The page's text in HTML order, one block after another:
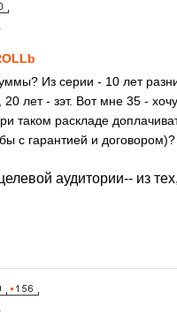
Из серии - 10 лет
20 лет - зэт. Вот мне 35 -
таком раскладе
с гарантией и договором)?
аудитории-- из